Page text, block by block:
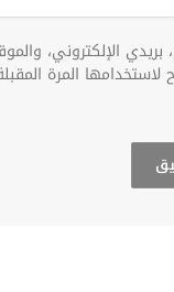
الإلكتروني،
المرة